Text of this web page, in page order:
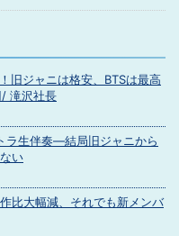
旧ジャニは格安、BTSは最高
滝沢社長
ラ生伴奏―結局旧ジャニから
い
比大幅減、それでも新メンバ